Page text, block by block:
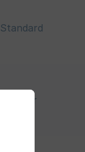
Standard
Power